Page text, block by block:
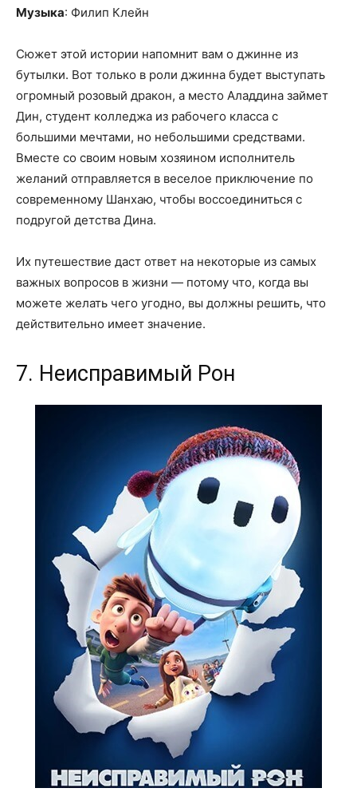
Музыка: Филип Клейн
Сюжет этой истории напомнит вам о джинне из
бутылки. Вот только в роли джинна будет выступать
огромный розовый дракон, а место Аладдина займет
Дин, студент колледжа из рабочего класса с
большими мечтами, но небольшими средствами.
Вместе со своим новым хозяином исполнитель
желаний отправляется в веселое приключение по
современному Шанхаю, чтобы воссоединиться с
подругой детства Дина.
Их путешествие даст ответ на некоторые из самых
важных вопросов в жизни — потому что, когда вы
можете желать чего угодно, вы должны решить, что
действительно имеет значение.
7. Неисправимый Рон